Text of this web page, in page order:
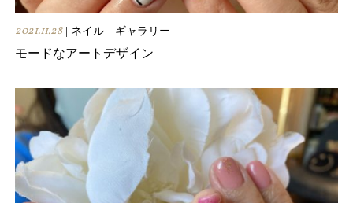
2021.11.28| ネイル ギャラリー
モードなアートデザイン